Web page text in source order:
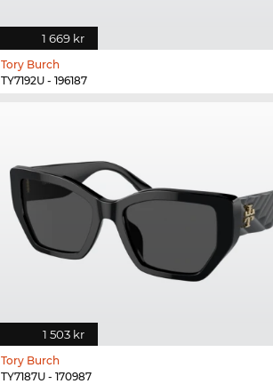
1 669 kr
Tory Burch
TY7192U - 196187
1 503 kr
Tory Burch
TY7187U - 170987